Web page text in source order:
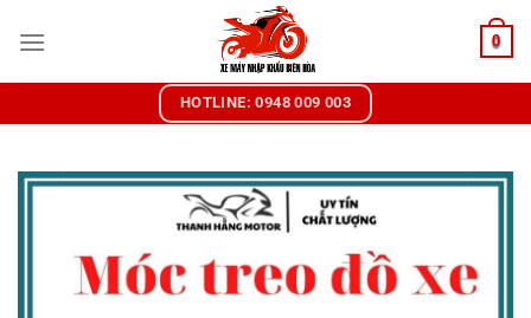
đến
0
HOTLINE: 0948 009 003